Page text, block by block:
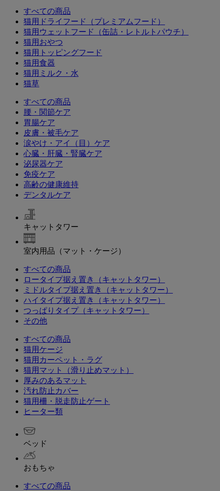
すべての商品
猫用ドライフード（プレミアムフード）
猫用ウェットフード（缶詰・レトルトパウチ）
猫用おやつ
猫用トッピングフード
猫用食器
猫用ミルク・水
猫草
すべての商品
腰・関節ケア
胃腸ケア
皮膚・被毛ケア
涙やけ・アイ（目）ケア
心臓・肝臓・腎臓ケア
泌尿器ケア
免疫ケア
高齢の健康維持
デンタルケア
キャットタワー
室内用品（マット・ケージ）
すべての商品
ロータイプ据え置き（キャットタワー）
ミドルタイプ据え置き（キャットタワー）
ハイタイプ据え置き（キャットタワー）
つっぱりタイプ（キャットタワー）
その他
すべての商品
猫用ケージ
猫用カーペット・ラグ
猫用マット（滑り止めマット）
厚みのあるマット
汚れ防止カバー
猫用柵・脱走防止ゲート
ヒーター類
ベッド
おもちゃ
すべての商品